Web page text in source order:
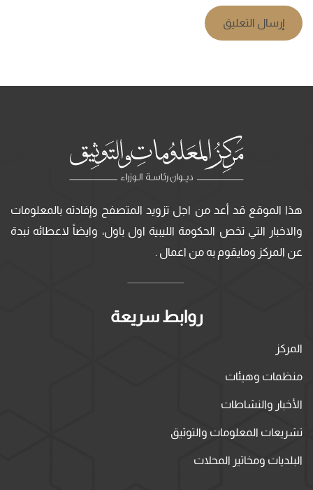
إرسال التعليق
هذا الموقع قد أعد من اجل تزويد المتصفح وإفادته بالمعلومات
والاخبار التي تخص الحكومة الليبية اول باول، وايضاً لاعطائه نبدة
عن المركز ومايقوم به من اعمال .
روابط سريعة
المركز
منظمات وهيئات
الأخبار والنشاطات
تشريعات المعلومات والتوثيق
البلديات ومخاتير المحلات